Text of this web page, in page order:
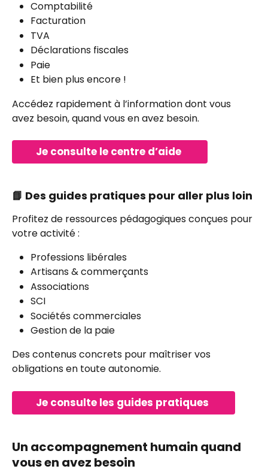
Comptabilité
Facturation
TVA
Déclarations fiscales
Paie
Et bien plus encore !
Accédez rapidement à l’information dont vous
avez besoin, quand vous en avez besoin.
Je consulte le centre d’aide
📘 Des guides pratiques pour aller plus loin
Profitez de ressources pédagogiques conçues pour
votre activité :
Professions libérales
Artisans & commerçants
Associations
SCI
Sociétés commerciales
Gestion de la paie
Des contenus concrets pour maîtriser vos
obligations en toute autonomie.
Je consulte les guides pratiques
Un accompagnement humain quand
vous en avez besoin